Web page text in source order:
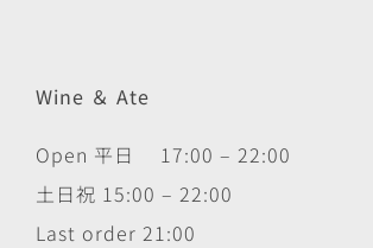
Wine ＆ Ate
Open 平日 17:00 – 22:00
土日祝 15:00 – 22:00
Last order 21:00